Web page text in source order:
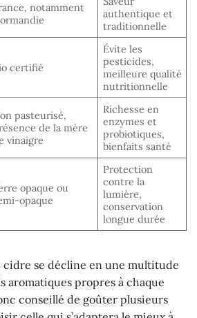
notamment
authentique et
traditionnelle
certifié
Évite les
pesticides,
meilleure qualité
nutritionnelle
pasteurisé,
de la mère
vinaigre
Richesse en
enzymes et
probiotiques,
bienfaits santé
opaque ou
opaque
Protection
contre la
lumière,
conservation
longue durée
cidre se décline en une multitude
aromatiques propres à chaque
conseillé de goûter plusieurs